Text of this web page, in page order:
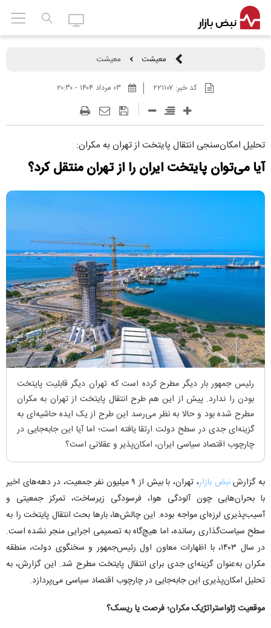
معیشت معیشت
کد خبر: ۲۲۱۱۰۷
تحلیل امکان‌سنجی انتقال پایتخت از تهران به مکران:
آیا می‌توان پایتخت ایران را از تهران منتقل کرد؟
رئیس جمهور بار دیگر مطرح کرده است که تهران دیگر قابلیت پایتخت
بودن را ندارد. پیش از این هم طرح انتقال پایتخت از تهران به مکران
مطرح شده بود و حالا به نظر می‌رسد این طرح از یک ایده حاشیه‌ای به
گزینه‌ای جدی در سطح دولت ارتقا یافته است؛ اما آیا این جابه‌جایی در
چارچوب اقتصاد سیاسی ایران، امکان‌پذیر و عقلانی است؟
به گزارشنبض بازار
، تهران، با بیش از ۹ میلیون نفر جمعیت، در دهه‌های اخیر
با بحران‌هایی چون آلودگی هوا، فرسودگی زیرساخت، تمرکز جمعیتی و
آسیب‌پذیری لرزه‌ای مواجه بوده. این چالش‌ها، بار‌ها بحث انتقال پایتخت را به
سطح سیاست‌گذاری رسانده‌، اما هیچ‌گاه به تصمیمی اجرایی منجر نشده‌ است.
در سال ۱۴۰۳، با اظهارات معاون اول رئیس‌جمهور و سخنگوی دولت، منطقه
مکران به‌عنوان گزینه‌ای جدی برای انتقال پایتخت مطرح شد. این گزارش، به
تحلیل امکان‌پذیری این جابه‌جایی در چارچوب اقتصاد سیاسی می‌پردازد.
موقعیت ژئواستراتژیک مکران؛ فرصت یا ریسک؟